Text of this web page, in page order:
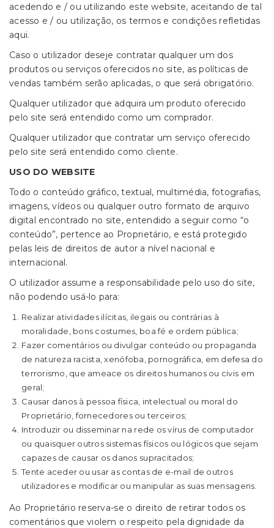
acedendo e / ou utilizando este website, aceitando de tal
acesso e / ou utilização, os termos e condições refletidas
aqui.
Caso o utilizador deseje contratar qualquer um dos
produtos ou serviços oferecidos no site, as políticas de
vendas também serão aplicadas, o que será obrigatório.
Qualquer utilizador que adquira um produto oferecido
pelo site será entendido como um comprador.
Qualquer utilizador que contratar um serviço oferecido
pelo site será entendido como cliente.
USO DO WEBSITE
Todo o conteúdo gráfico, textual, multimédia, fotografias,
imagens, vídeos ou qualquer outro formato de arquivo
digital encontrado no site, entendido a seguir como “o
conteúdo”, pertence ao Proprietário, e está protegido
pelas leis de direitos de autor a nível nacional e
internacional.
O utilizador assume a responsabilidade pelo uso do site,
não podendo usá-lo para:
Realizar atividades ilícitas, ilegais ou contrárias à
moralidade, bons costumes, boa fé e ordem pública;
Fazer comentários ou divulgar conteúdo ou propaganda
de natureza racista, xenófoba, pornográfica, em defesa do
terrorismo, que ameace os direitos humanos ou civis em
geral;
Causar danos à pessoa física, intelectual ou moral do
Proprietário, fornecedores ou terceiros;
Introduzir ou disseminar na rede os vírus de computador
ou quaisquer outros sistemas físicos ou lógicos que sejam
capazes de causar os danos supracitados;
Tente aceder ou usar as contas de e-mail de outros
utilizadores e modificar ou manipular as suas mensagens.
Ao Proprietário reserva-se o direito de retirar todos os
comentários que violem o respeito pela dignidade da